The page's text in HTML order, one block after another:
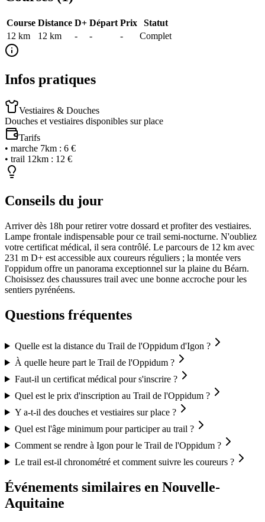
Course Distance D+ Départ Prix
Statut
12 km
12 km - - - Complet
Infos pratiques
Vestiaires & Douches
Douches et vestiaires disponibles sur place
Tarifs
• marche 7km : 6 €
• trail 12km : 12 €
Conseils du jour
Arriver dès 18h pour retirer votre dossard et profiter des vestiaires.
Lampe frontale indispensable pour ce trail semi-nocturne. N'oubliez
votre certificat médical, il sera contrôlé. Le parcours de 12 km avec
231 m D+ est accessible aux coureurs réguliers ; la montée vers
l'oppidum offre un panorama exceptionnel sur la plaine du Béarn.
Choisissez des chaussures trail avec une bonne accroche pour les
sentiers pyrénéens.
Questions fréquentes
Quelle est la distance du Trail de l'Oppidum d'Igon ?
À quelle heure part le Trail de l'Oppidum ?
Faut-il un certificat médical pour s'inscrire ?
Quel est le prix d'inscription au Trail de l'Oppidum ?
Y a-t-il des douches et vestiaires sur place ?
Quel est l'âge minimum pour participer au trail ?
Comment se rendre à Igon pour le Trail de l'Oppidum ?
Le trail est-il chronométré et comment suivre les coureurs ?
Événements similaires en Nouvelle-
Aquitaine